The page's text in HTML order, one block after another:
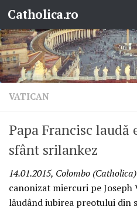
Skip to content
Catholica.ro
VATICAN
Papa Francisc
sfânt srilankez
14.01.2015, Colombo (Catholica)
canonizat miercuri pe
lăudând iubirea preotului din